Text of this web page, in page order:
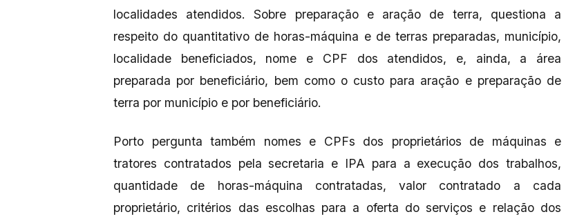
localidades atendidos. Sobre preparação e aração de terra, questiona a
respeito do quantitativo de horas-máquina e de terras preparadas, município,
localidade beneficiados, nome e CPF dos atendidos, e, ainda, a área
preparada por beneficiário, bem como o custo para aração e preparação de
terra por município e por beneficiário.
Porto pergunta também nomes e CPFs dos proprietários de máquinas e
tratores contratados pela secretaria e IPA para a execução dos trabalhos,
quantidade de horas-máquina contratadas, valor contratado a cada
proprietário, critérios das escolhas para a oferta do serviços e relação dos